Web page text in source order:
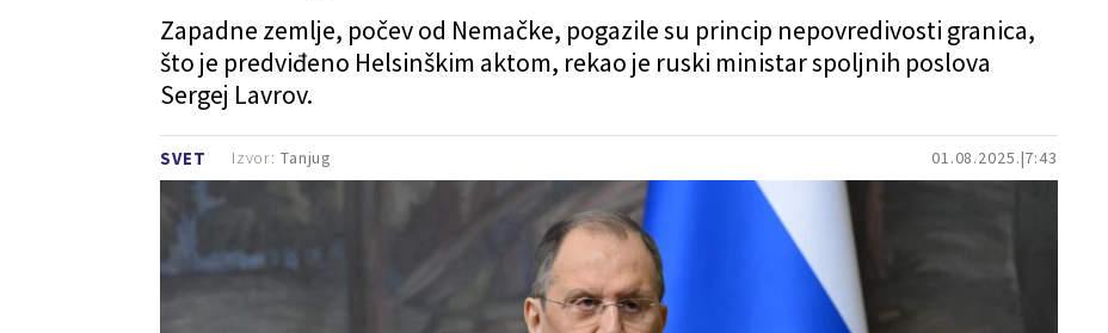
SVET 01.08.2025. 7:43
Zapadne zemlje, počev od Nemačke, pogazile su princip nepovredivosti granica,
što je predviđeno Helsinškim aktom, rekao je ruski ministar spoljnih poslova
Sergej Lavrov.
Izvor: Tanjug